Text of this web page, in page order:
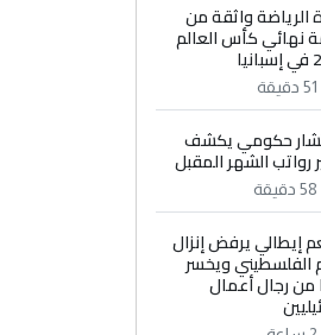
الرياضة واثقة من
نهائي كأس العالم
حكومي يكشف
رواتب الشهر المقبل
إيطالي يرفض إنزال
الفلسطيني ويخسر
من رجال أعمال